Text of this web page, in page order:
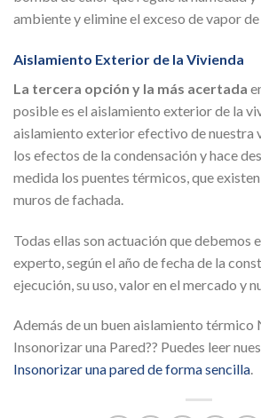
ambiente y elimine el exceso de vapor de
Aislamiento Exterior de la Vivienda
La tercera opción y la más acertada
posible es el aislamiento exterior de la
aislamiento exterior efectivo de nuestra
los efectos de la condensación y hace
medida los puentes térmicos, que
muros de fachada.
Todas ellas son actuación que debemos
experto, según el año de fecha de la
ejecución, su uso, valor en el mercado y
Además de un buen aislamiento térmico
Insonorizar una Pared?? Puedes leer
Insonorizar una pared de forma sencilla.